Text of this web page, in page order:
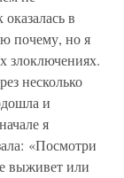
в
почему, но я
злоключениях.
несколько
и
я
«Посмотри
выживет или